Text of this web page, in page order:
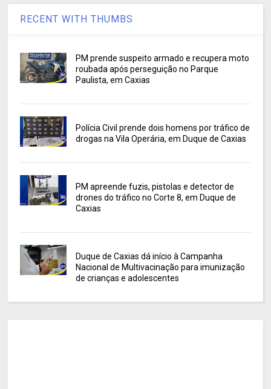
RECENT WITH THUMBS
PM prende suspeito armado e recupera moto
roubada após perseguição no Parque
Paulista, em Caxias
Polícia Civil prende dois homens por tráfico de
drogas na Vila Operária, em Duque de Caxias
PM apreende fuzis, pistolas e detector de
drones do tráfico no Corte 8, em Duque de
Caxias
Duque de Caxias dá início à Campanha
Nacional de Multivacinação para imunização
de crianças e adolescentes